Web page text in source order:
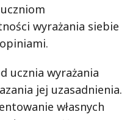
wyrażania siebie
ucznia wyrażania
jej uzasadnienia.
własnych